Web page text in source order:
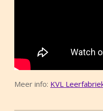
Meer info: KVL